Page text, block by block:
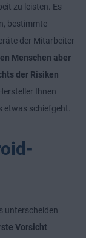
zu leisten. Es
bestimmte
der Mitarbeiter
Menschen aber
der Risiken
Ihnen
etwas schiefgeht.
unterscheiden
Vorsicht